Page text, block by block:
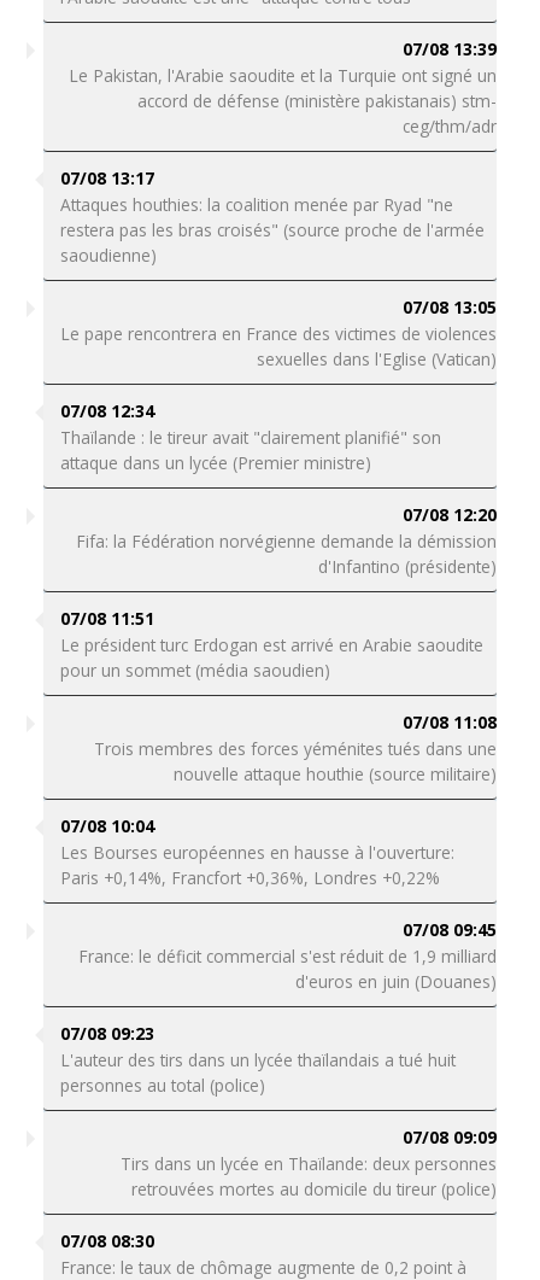
07/08 13:39
Le Pakistan, l'Arabie saoudite et la Turquie ont signé un
accord de défense (ministère pakistanais) stm-
ceg/thm/adr
07/08 13:17
Attaques houthies: la coalition menée par Ryad "ne
restera pas les bras croisés" (source proche de l'armée
saoudienne)
07/08 13:05
Le pape rencontrera en France des victimes de violences
sexuelles dans l'Eglise (Vatican)
07/08 12:34
Thaïlande : le tireur avait "clairement planifié" son
attaque dans un lycée (Premier ministre)
07/08 12:20
Fifa: la Fédération norvégienne demande la démission
d'Infantino (présidente)
07/08 11:51
Le président turc Erdogan est arrivé en Arabie saoudite
pour un sommet (média saoudien)
07/08 11:08
Trois membres des forces yéménites tués dans une
nouvelle attaque houthie (source militaire)
07/08 10:04
Les Bourses européennes en hausse à l'ouverture:
Paris +0,14%, Francfort +0,36%, Londres +0,22%
07/08 09:45
France: le déficit commercial s'est réduit de 1,9 milliard
d'euros en juin (Douanes)
07/08 09:23
L'auteur des tirs dans un lycée thaïlandais a tué huit
personnes au total (police)
07/08 09:09
Tirs dans un lycée en Thaïlande: deux personnes
retrouvées mortes au domicile du tireur (police)
07/08 08:30
France: le taux de chômage augmente de 0,2 point à